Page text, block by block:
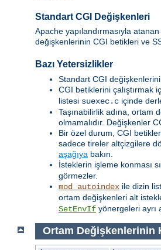
Standart CGI Değişkenleri
Apache yapılandırmasıyla
değişkenlerinin CGI betikleri ve
Bazı Yetersizlikler
Standart CGI
CGI betiklerini çalıştırmak
listesi suexec.c içinde
Taşınabilirlik adına,
olmamalıdır. Değişkenler
Bir özel durum, CGI
sadece tireler altçizgilere
aşağıya bakın.
İsteklerin işleme konması
görmezler.
mod_autoindex ile dizin
ortam değişkenleri alt
SetEnvIf yönergeleri ayrı
Ortam Değişkenlerinin